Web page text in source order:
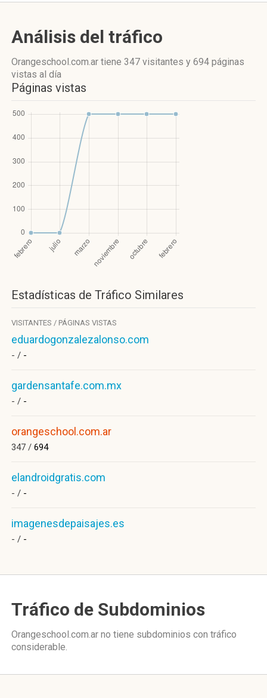
Análisis del tráfico
Orangeschool.com.ar tiene 347 visitantes y 694 páginas
vistas al día
Páginas vistas
Estadísticas de Tráfico Similares
VISITANTES / PÁGINAS VISTAS
eduardogonzalezalonso.com
- / -
gardensantafe.com.mx
- / -
orangeschool.com.ar
347 / 694
elandroidgratis.com
- / -
imagenesdepaisajes.es
- / -
Tráfico de Subdominios
Orangeschool.com.ar no tiene subdominios con tráfico
considerable.